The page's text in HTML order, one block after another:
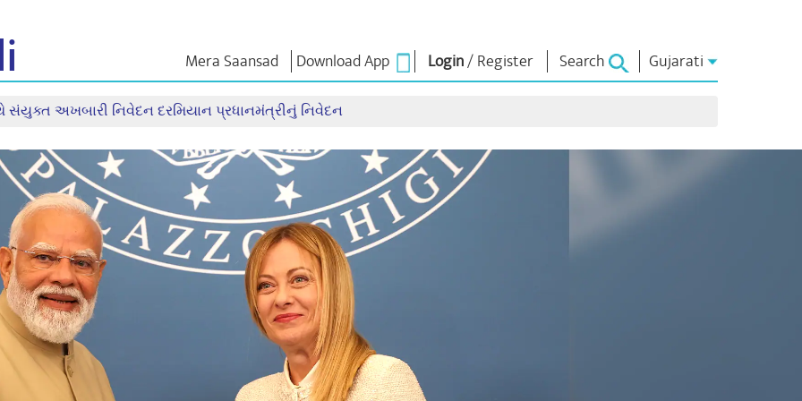
Mera Saansad Download App Login/Register Search Gujarati
શાસનનો નમૂનો
વૈશ્વિક ઓળખાણ
ઇન્ફોગ્રાફીક્સ
ઈન્સાઈટ્સ
શ્રેણીઓ
NaMo Merchandise
Celebrating
Motherhood
આંતરરાષ્ટ્રીય
Kashi Vikas Yatra
એક્ઝામ વોરિયર્સ
અવતરણો
ભાષણ
સંબોધનનું મૂળ
લખાણ
સાક્ષાત્કાર
બ્લોગ
Photo Gallery
ઇ-બુક્સ
કવિ અને લેખક
પ્રધાનમંત્રીને લખો
સંયુક્ત અખબારી નિવેદન દરમિયાન પ્રધાનમંત્રીનું નિવેદન